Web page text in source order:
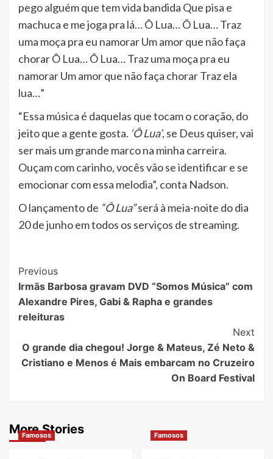
pego alguém que tem vida bandida Que pisa e
machuca e me joga pra lá… Ô Lua… Ô Lua… Traz
uma moça pra eu namorar Um amor que não faça
chorar Ô Lua… Ô Lua… Traz uma moça pra eu
namorar Um amor que não faça chorar Traz ela
lua…”
“Essa música é daquelas que tocam o coração, do
jeito que a gente gosta. ‘Ô Lua’, se Deus quiser, vai
ser mais um grande marco na minha carreira.
Ouçam com carinho, vocês vão se identificar e se
emocionar com essa melodia”, conta Nadson.
O lançamento de “Ô Lua”será à meia-noite do dia
20 de junho em todos os serviços de streaming.
Post
Navigation
Previous
Irmãs Barbosa gravam DVD “Somos Música” com
Alexandre Pires, Gabi & Rapha e grandes
releituras
Next
O grande dia chegou! Jorge & Mateus, Zé Neto &
Cristiano e Menos é Mais embarcam no Cruzeiro
On Board Festival
More Stories
Famosos Famosos